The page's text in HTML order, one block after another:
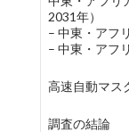
2031年）
– 中東・アフ
– 中東・アフ
高速自動マス
調査の結論